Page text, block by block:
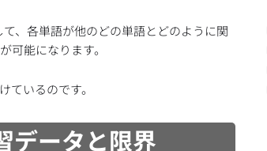
、各単語が他のどの単語とどのように関
能になります。
いるのです。
データと限界